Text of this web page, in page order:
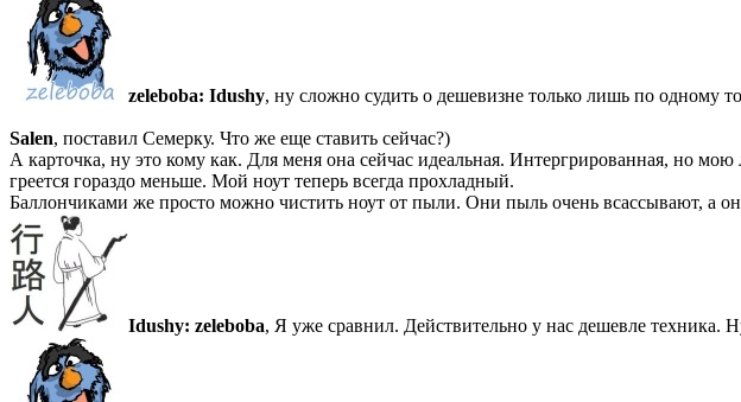
zeleboba: Idushy, ну сложно судить о дешевизне только лишь по одному
Salen, поставил Семерку. Что же еще ставить сейчас?)
А карточка, ну это кому как. Для меня она сейчас идеальная. Интергрированная, но
греется гораздо меньше. Мой ноут теперь всегда прохладный.
Баллончиками же просто можно чистить ноут от пыли. Они пыль очень всассывают, а
Idushy: zeleboba, Я уже сравнил. Действительно у нас дешевле техника.